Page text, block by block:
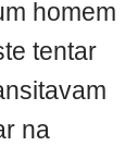
homem
tentar
na